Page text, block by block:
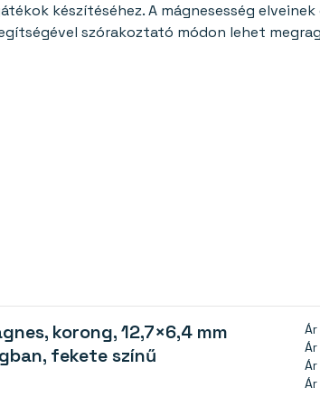
készítéséhez. A mágnesesség
szórakoztató módon lehet
korong, 12,7×6,4 mm
fekete színű